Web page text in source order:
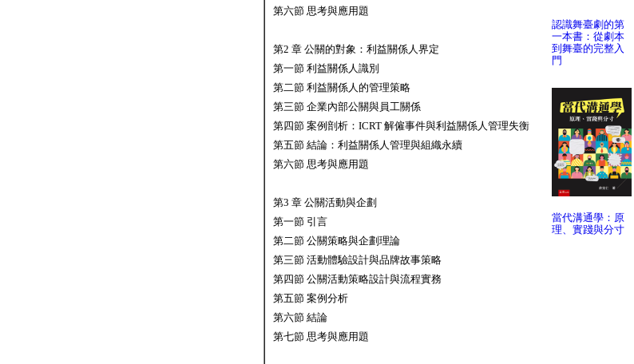
第六節 思考與應用題
第2 章 公關的對象：利益關係人界定
第一節 利益關係人識別
第二節 利益關係人的管理策略
第三節 企業內部公關與員工關係
第四節 案例剖析：ICRT 解僱事件與利益關係人管理失衡
第五節 結論：利益關係人管理與組織永續
第六節 思考與應用題
第3 章 公關活動與企劃
第一節 引言
第二節 公關策略與企劃理論
第三節 活動體驗設計與品牌故事策略
第四節 公關活動策略設計與流程實務
第五節 案例分析
第六節 結論
第七節 思考與應用題
認識舞臺劇的第
一本書：從劇本
到舞臺的完整入
門
當代溝通學：原
理、實踐與分寸